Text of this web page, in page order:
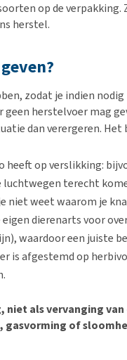
op de
herstel.
zodat je indien
herstelvoer mag
dan verergeren.
heeft op verslikking:
luchtwegen terecht
niet weet waarom je
dierenarts voor
waardoor een juiste
is afgestemd op
als vervanging
of